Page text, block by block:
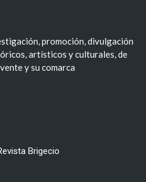
promoción, divulgación
artísticos y culturales, de
y su comarca
Brigecio